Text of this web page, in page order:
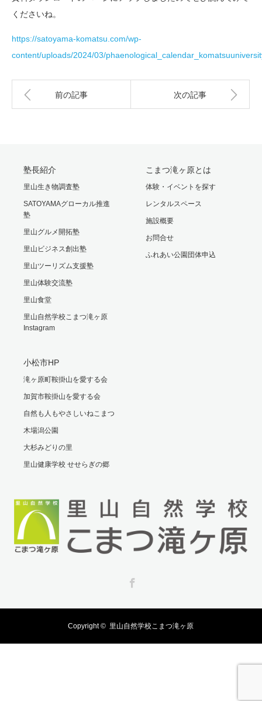
くださいね。
https://satoyama-komatsu.com/wp-
content/uploads/2024/03/
前の記事 次の記事
塾長紹介
里山生き物調査塾
SATOYAMAグローカル推進
塾
里山グルメ開拓塾
里山ビジネス創出塾
里山ツーリズム支援塾
里山体験交流塾
里山食堂
里山自然学校こまつ滝ヶ原
Instagram
こまつ滝ヶ原とは
体験・イベントを探す
レンタルスペース
施設概要
お問合せ
ふれあい公園団体申込
小松市HP
滝ヶ原町鞍掛山を愛する会
加賀市鞍掛山を愛する会
自然も人もやさしいねこまつ
木場潟公園
大杉みどりの里
里山健康学校 せせらぎの郷
Copyright © 里山自然学校こまつ滝ヶ原